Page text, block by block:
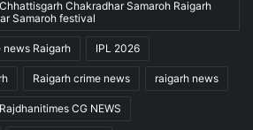
Chakradhar Samaroh Raigarh
Samaroh festival
news Raigarh IPL 2026
Raigarh crime news raigarh news
Rajdhanitimes CG NEWS